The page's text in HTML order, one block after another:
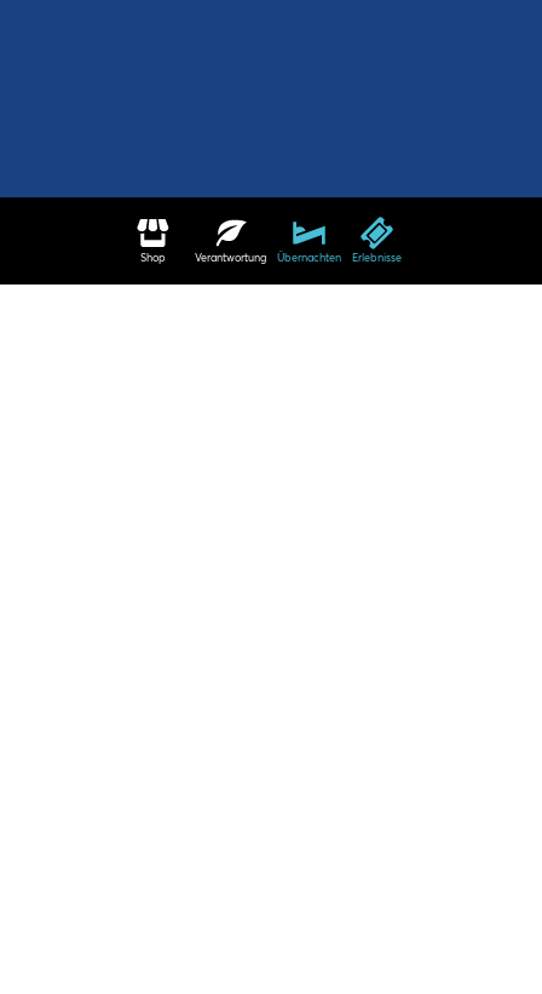
Shop Verantwortung Übernachten Erlebnisse